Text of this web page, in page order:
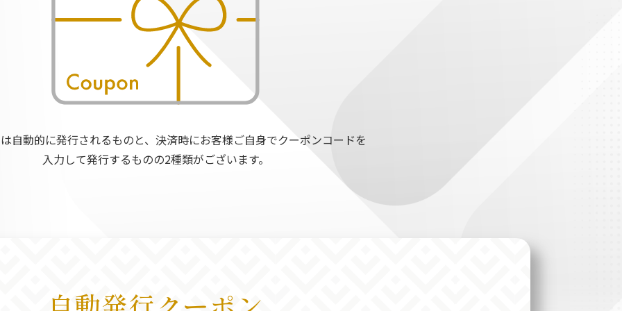
自動的に発行されるものと、 決済時にお客様ご自身でクーポンコードを
入力して発行するものの2種類がございます。